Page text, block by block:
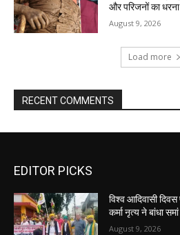
और परिजनों का धरना
August 9, 2026
Load more
RECENT COMMENTS
EDITOR PICKS
विश्व आदिवासी
कर्मा नृत्य ने बांधा समां
August 9, 2026